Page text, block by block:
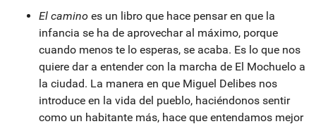
El camino es un libro que hace pensar en que la
infancia se ha de aprovechar al máximo, porque
cuando menos te lo esperas, se acaba. Es lo que nos
quiere dar a entender con la marcha de El Mochuelo a
la ciudad. La manera en que Miguel Delibes nos
introduce en la vida del pueblo, haciéndonos sentir
como un habitante más, hace que entendamos mejor